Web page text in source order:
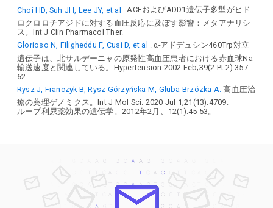
Choi HD, Suh JH, Lee JY, et al . ACEおよびADD1遺伝子多型がヒド
ロクロロチアジドに対する血圧反応に及ぼす影響：メタアナリシ
ス。Int J Clin Pharmacol Ther.
Glorioso N, Filigheddu F, Cusi D, et al . α-アドデュシン460Trp対立
遺伝子は、北サルデーニャの原発性高血圧患者における赤血球Na
輸送速度と関連している。Hypertension.2002 Feb;39(2 Pt 2):357-
62.
Rysz J, Franczyk B, Rysz-Górzyńska M, Gluba-Brzózka A. 高血圧治
療の薬理ゲノミクス。Int J Mol Sci. 2020 Jul 1;21(13):4709.
ループ利尿薬効果の遺伝学。2012年2月、12(1):45-53。